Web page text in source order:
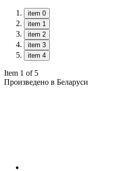
item 0
item 1
item 2
item 3
item 4
Item 1 of 5
Произведено в Беларуси